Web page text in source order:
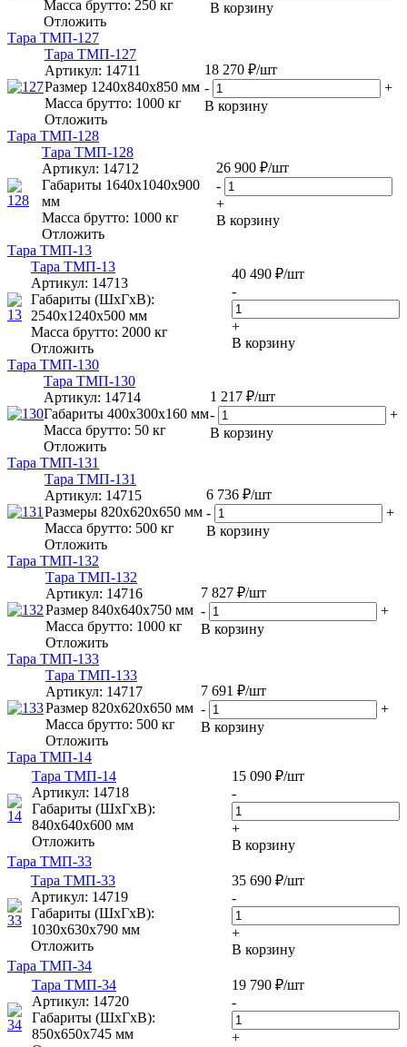
Масса брутто: 250 кг
Отложить
В корзину
Тара ТМП-127
Тара ТМП-127
Артикул: 14711
Размер 1240х840х850 мм
Масса брутто: 1000 кг
Отложить
18 270 ₽/шт
-
+
В корзину
Тара ТМП-128
Тара ТМП-128
Артикул: 14712
Габариты 1640х1040х900
мм
Масса брутто: 1000 кг
Отложить
26 900 ₽/шт
-
+
В корзину
Тара ТМП-13
Тара ТМП-13
Артикул: 14713
Габариты (ШxГxВ):
2540х1240х500 мм
Масса брутто: 2000 кг
Отложить
40 490 ₽/шт
-
+
В корзину
Тара ТМП-130
Тара ТМП-130
Артикул: 14714
Габариты 400х300х160 мм
Масса брутто: 50 кг
Отложить
1 217 ₽/шт
-
+
В корзину
Тара ТМП-131
Тара ТМП-131
Артикул: 14715
Размеры 820х620х650 мм
Масса брутто: 500 кг
Отложить
6 736 ₽/шт
-
+
В корзину
Тара ТМП-132
Тара ТМП-132
Артикул: 14716
Размер 840х640х750 мм
Масса брутто: 1000 кг
Отложить
7 827 ₽/шт
-
+
В корзину
Тара ТМП-133
Тара ТМП-133
Артикул: 14717
Размер 820х620х650 мм
Масса брутто: 500 кг
Отложить
7 691 ₽/шт
-
+
В корзину
Тара ТМП-14
Тара ТМП-14
Артикул: 14718
Габариты (ШxГxВ):
840х640х600 мм
Отложить
15 090 ₽/шт
-
+
В корзину
Тара ТМП-33
Тара ТМП-33
Артикул: 14719
Габариты (ШxГxВ):
1030х630х790 мм
Отложить
35 690 ₽/шт
-
+
В корзину
Тара ТМП-34
Тара ТМП-34
Артикул: 14720
Габариты (ШxГxВ):
850х650х745 мм
19 790 ₽/шт
-
+